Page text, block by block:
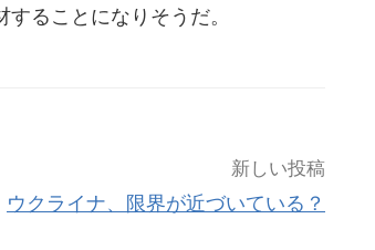
ることになりそうだ。
新しい投稿
ウクライナ、限界が近づいている？